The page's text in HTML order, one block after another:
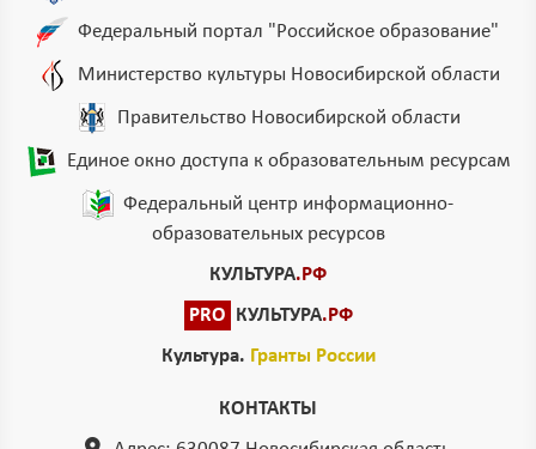
Федеральный портал "Российское образование"
Министерство культуры Новосибирской области
Правительство Новосибирской области
Единое окно доступа к образовательным ресурсам
Федеральный центр информационно-
образовательных ресурсов
КУЛЬТУРА.РФ
PRO
КУЛЬТУРА.РФ
Культура. Гранты России
КОНТАКТЫ